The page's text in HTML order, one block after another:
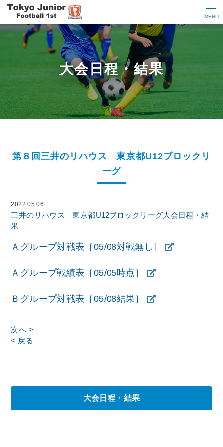
MENU
大会日程・結果
第８回三井のリハウス 東京都U12ブロックリ
ーグ
2022.05.06
三井のリハウス 東京都U12ブロックリーグ大会日程・結
果
Ａグループ対戦表［05/08対戦無し］
Ａグループ戦績表［05/05時点］
Ｂグループ対戦表［05/08結果］
次へ >
< 戻る
大会日程・結果